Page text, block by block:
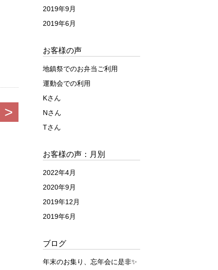
>
2019年9月
2019年6月
お客様の声
地鎮祭でのお弁当ご利用
運動会での利用
Kさん
Nさん
Tさん
お客様の声：月別
2022年4月
2020年9月
2019年12月
2019年6月
ブログ
年末のお集り、忘年会に是非✨